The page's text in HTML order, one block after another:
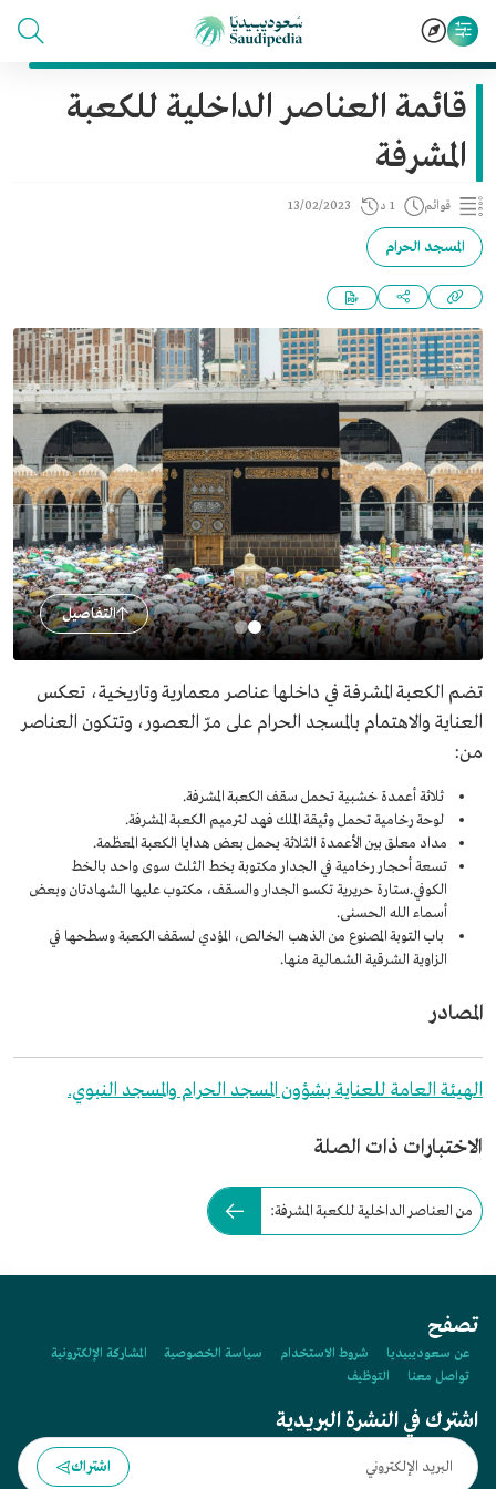
قائمة العناصر الداخلية للكعبة
المشرفة
قوائم 1 د 13/02/2023
المسجد الحرام
التفاصيل
تضم الكعبة المشرفة في داخلها عناصر معمارية وتاريخية، تعكس
العناية والاهتمام بالمسجد الحرام على مرّ العصور، وتتكون العناصر
من:
ثلاثة أعمدة خشبية تحمل سقف الكعبة المشرفة.
لوحة رخامية تحمل وثيقة الملك فهد لترميم الكعبة المشرفة.
مداد معلق بين الأعمدة الثلاثة يحمل بعض هدايا الكعبة المعظمة.
تسعة أحجار رخامية في الجدار مكتوبة بخط الثلث سوى واحد بالخط
الكوفي.ستارة حريرية تكسو الجدار والسقف، مكتوب عليها الشهادتان وبعض
أسماء الله الحسنى.
باب التوبة المصنوع من الذهب الخالص، المؤدي لسقف الكعبة وسطحها في
الزاوية الشرقية الشمالية منها.
المصادر
الهيئة العامة للعناية بشؤون المسجد الحرام والمسجد النبوي.
الاختبارات ذات الصلة
من العناصر الداخلية للكعبة المشرفة:
تصفح
عن سعوديبيديا شروط الاستخدام سياسة الخصوصية
المشاركة الإلكترونية
تواصل معنا
التوظيف
اشترك في النشرة البريدية
اشتراك